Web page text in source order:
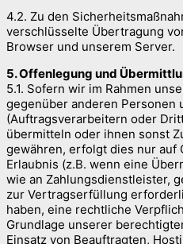
4.2. Zu den
verschlüsselte Übertragung
Browser und unserem Server.
5. Offenlegung und
5.1. Sofern wir im Rahmen
gegenüber anderen Personen
(Auftragsverarbeitern oder
übermitteln oder ihnen sonst
gewähren, erfolgt dies nur auf
Erlaubnis (z.B. wenn eine
wie an Zahlungsdienstleister,
zur Vertragserfüllung
haben, eine rechtliche
Grundlage unserer
Einsatz von Beauftragten,